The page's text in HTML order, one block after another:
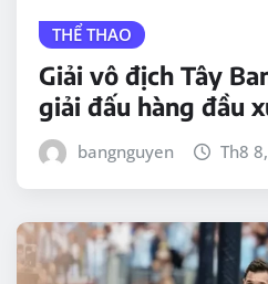
THỂ THAO
Giải vô địch Tây
giải đấu hàng đầu
bangnguyen Th8